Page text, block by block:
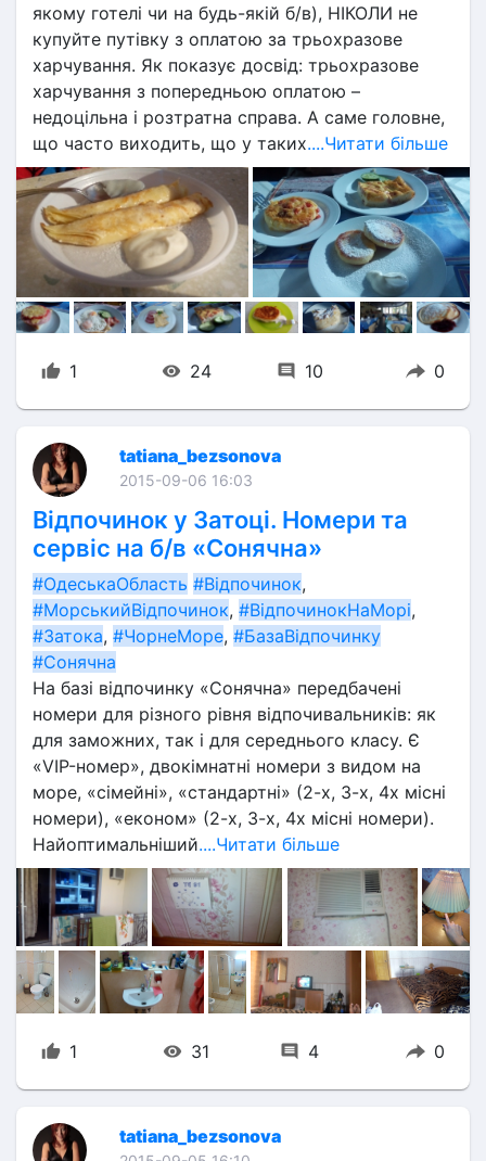
якому готелі чи на будь-якій б/в), НІКОЛИ не
купуйте путівку з оплатою за трьохразове
харчування. Як показує досвід: трьохразове
харчування з попередньою оплатою –
недоцільна і розтратна справа. А саме головне,
що часто виходить, що у таких....Читати більше
1 24 10 0
tatiana_bezsonova
2015-09-06 16:03
Відпочинок у Затоці. Номери та
сервіс на б/в «Сонячна»
#ОдеськаОбласть #Відпочинок
#МорськийВідпочинок, #ВідпочинокНаМорі
#Затока, #ЧорнеМоре, #БазаВідпочинку
#Сонячна
На базі відпочинку «Сонячна» передбачені
номери для різного рівня відпочивальників: як
для заможних, так і для середнього класу. Є
«VIP-номер», двокімнатні номери з видом на
море, «сімейні», «стандартні» (2-х, 3-х, 4х місні
номери), «економ» (2-х, 3-х, 4х місні номери).
Найоптимальніший....Читати більше
1 31 4 0
tatiana_bezsonova